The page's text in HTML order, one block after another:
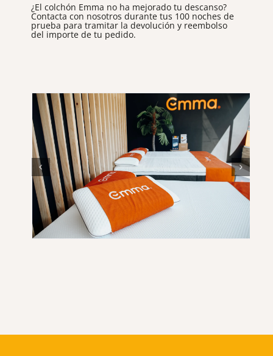
¿El colchón Emma no ha mejorado tu descanso?
Contacta con nosotros durante tus 100 noches de
prueba para tramitar la devolución y reembolso
del importe de tu pedido.